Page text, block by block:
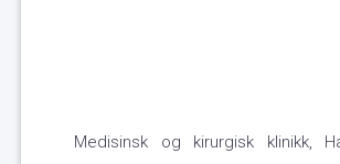
Medisinsk og kirurgisk klinikk,